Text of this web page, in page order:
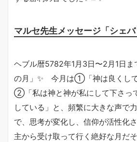
マルセ先生メッセージ「シェバ
ヘブル暦5782年1月3日〜2月1日ま
の月」✨ 今月は①「神は良くして
②「私は神と神が私にして下さっ
している」と、頻繁に大きな声で
で、思考が変化し、信仰が活性化
主から受け取って行く絶好な月だ